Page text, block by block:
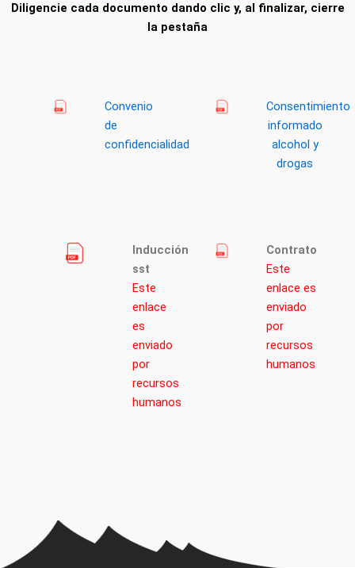
Diligencie cada documento dando clic y, al finalizar, cierre
la pestaña
Convenio
de
confidencialidad
Consentimiento
informado
alcohol y
drogas
Inducción
sst
Este
enlace
es
enviado
por
recursos
humanos
Contrato
Este
enlace es
enviado
por
recursos
humanos